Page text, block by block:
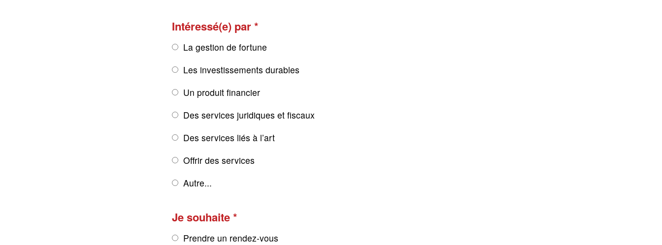
Intéressé(e) par
La gestion de fortune
Les investissements durables
Un produit financier
Des services juridiques et fiscaux
Des services liés à l’art
Offrir des services
Autre...
Je souhaite
Prendre un rendez-vous